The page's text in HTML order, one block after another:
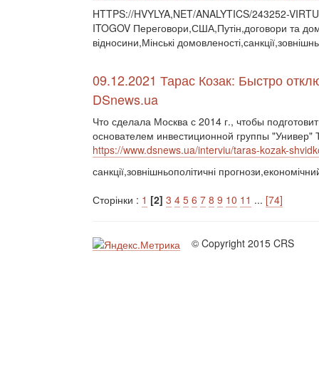
HTTPS://HVYLYA,NET/ANALYTICS/243252-
ITOGOV Переговори,США,Путін,договори та
відносини,Мінські
09.12.2021 Тарас Козак: Быстро
DSnews.ua
Что сделала Москва с 2014 г., чтобы
основателем инвестиционной группы "Универ"
https://www.dsnews.ua/interviu/taras-kozak-
санкції,зовнішньополітичні
Сторінки : 1 [2] 3 4 5 6 7 8 9 10 11 ... [74]
© Copyright 2015 CRS